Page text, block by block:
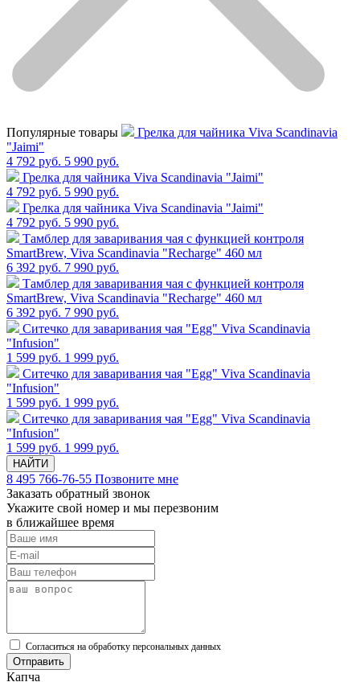
Популярные товары
Грелка для чайника Viva Scandinavia
"Jaimi"
4 792 руб. 5 990 руб.
Грелка для чайника Viva Scandinavia "Jaimi"
4 792 руб. 5 990 руб.
Грелка для чайника Viva Scandinavia "Jaimi"
4 792 руб. 5 990 руб.
Тамблер для заваривания чая с функцией контроля
SmartBrew, Viva Scandinavia "Recharge" 460 мл
6 392 руб. 7 990 руб.
Тамблер для заваривания чая с функцией контроля
SmartBrew, Viva Scandinavia "Recharge" 460 мл
6 392 руб. 7 990 руб.
Cитечко для заваривания чая "Egg" Viva Scandinavia
"Infusion"
1 599 руб. 1 999 руб.
Cитечко для заваривания чая "Egg" Viva Scandinavia
"Infusion"
1 599 руб. 1 999 руб.
Cитечко для заваривания чая "Egg" Viva Scandinavia
"Infusion"
1 599 руб. 1 999 руб.
НАЙТИ
8 495 766-76-55 Позвоните мне
Заказать обратный звонок
Укажите свой номер и мы перезвоним
в ближайшее время
Cогласиться на обработку персональных данных
Отправить
Капча